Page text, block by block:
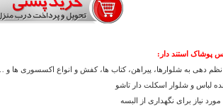
پوشاک استند دار:
دهی به شلوارها، پیراهن، کتاب ها، کفش و انواع اکسسوری ها و …
لباس و شلوار اسکلت دار تاشو
نیاز برای نگهداری از البسه